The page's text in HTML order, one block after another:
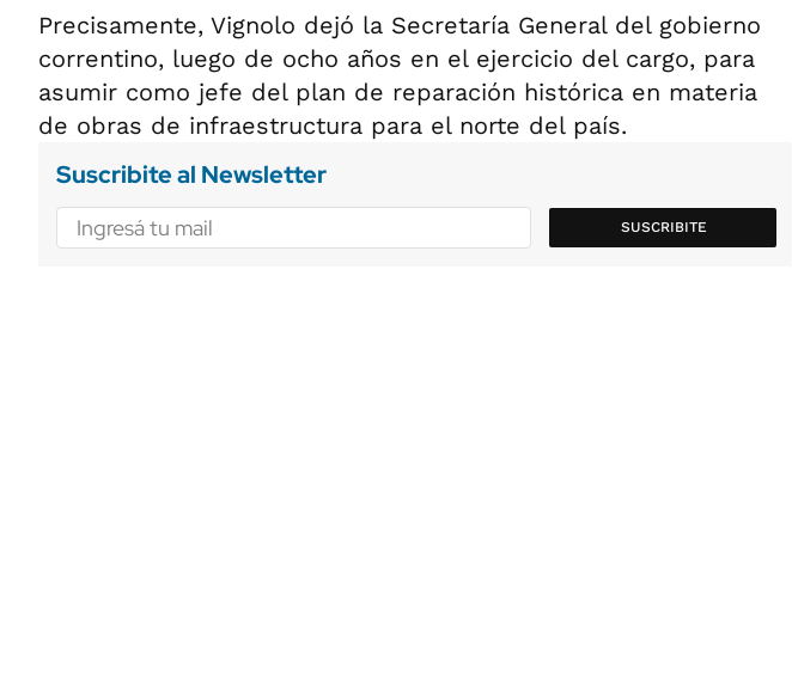
Precisamente, Vignolo dejó la Secretaría General del gobierno
correntino, luego de ocho años en el ejercicio del cargo, para
asumir como jefe del plan de reparación histórica en materia
de obras de infraestructura para el norte del país.
Suscribite al Newsletter
SUSCRIBITE